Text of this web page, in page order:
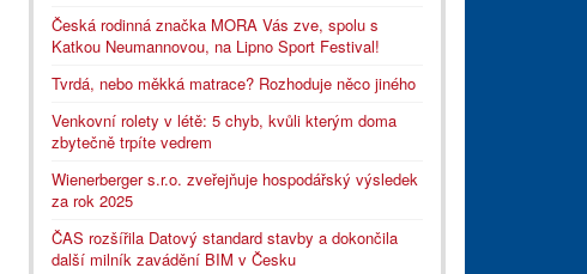
Česká rodinná značka MORA Vás zve, spolu s
Katkou Neumannovou, na Lipno Sport Festival!
Tvrdá, nebo měkká matrace? Rozhoduje něco jiného
Venkovní rolety v létě: 5 chyb, kvůli kterým doma
zbytečně trpíte vedrem
Wienerberger s.r.o. zveřejňuje hospodářský výsledek
za rok 2025
ČAS rozšířila Datový standard stavby a dokončila
další milník zavádění BIM v Česku